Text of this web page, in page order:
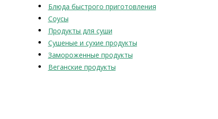
Блюда быстрого приготовления
Соусы
Продукты для суши
Сушеные и сухие продукты
Замороженные продукты
Веганские продукты